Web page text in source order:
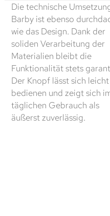
Die technische
Barby ist ebenso
wie das Design. Dank der
soliden Verarbeitung der
Materialien bleibt die
Funktionalität stets
Der Knopf lässt sich leicht
bedienen und zeigt sich
täglichen Gebrauch als
äußerst zuverlässig.